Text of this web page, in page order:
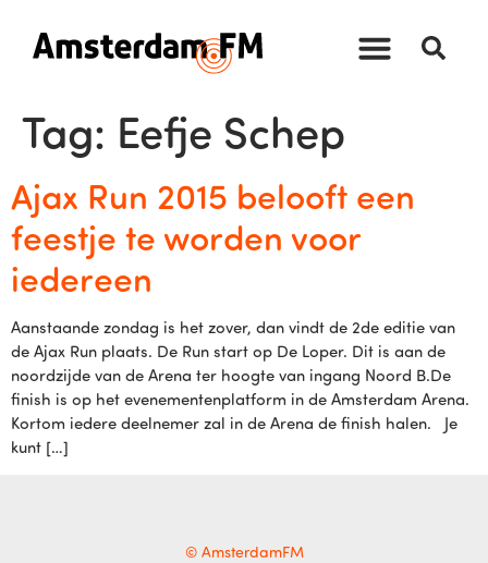
Tag: Eefje Schep
Ajax Run 2015 belooft een
feestje te worden voor
iedereen
Aanstaande zondag is het zover, dan vindt de 2de editie van
de Ajax Run plaats. De Run start op De Loper. Dit is aan de
noordzijde van de Arena ter hoogte van ingang Noord B.De
finish is op het evenementenplatform in de Amsterdam Arena.
Kortom iedere deelnemer zal in de Arena de finish halen. Je
kunt […]
© AmsterdamFM